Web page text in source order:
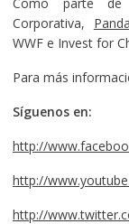
Corporativa,
WWF e Invest for
Para más
Síguenos en:
http://
http://
http://